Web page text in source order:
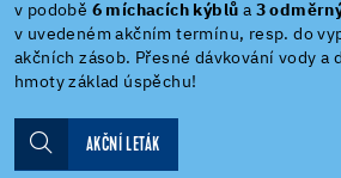
v podobě 6 míchacích kýblů a 3
v uvedeném akčním termínu, resp. do
akčních zásob. Přesné dávkování vody a
hmoty základ úspěchu!
AKČNÍ LETÁK